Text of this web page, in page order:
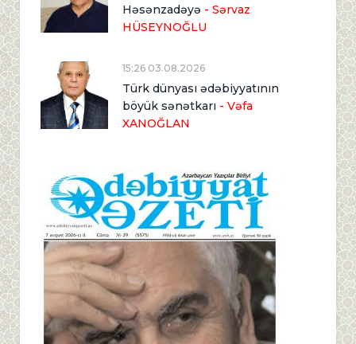
Həsənzadəyə - Sərvaz
HÜSEYNOĞLU
15:26 03.08.2026
Türk dünyası ədəbiyyatının
böyük sənətkarı - Vəfa
XANOĞLAN